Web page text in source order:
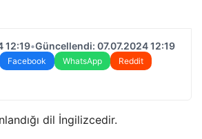
12:19•Güncellendi: 07.07.2024 12:19
Facebook WhatsApp
Reddit
dil İngilizcedir.